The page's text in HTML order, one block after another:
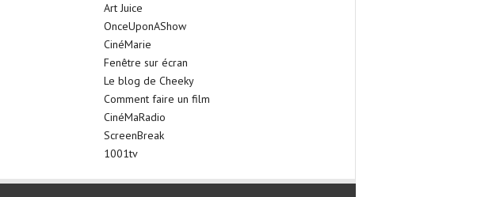
Art Juice
OnceUponAShow
CinéMarie
Fenêtre sur écran
Le blog de Cheeky
Comment faire un film
CinéMaRadio
ScreenBreak
1001tv